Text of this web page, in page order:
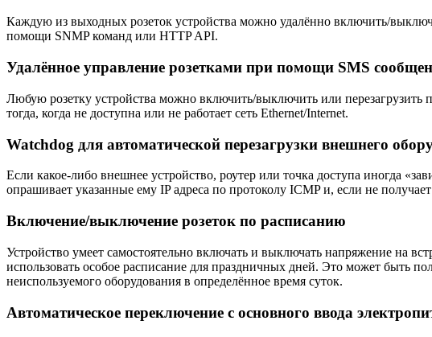
Каждую из выходных розеток устройства можно удалённо включить/
помощи SNMP команд или HTTP API.
Удалённое управление розетками при помощи SMS
Любую розетку устройства можно включить/выключить или
тогда, когда не доступна или не работает сеть Ethernet/Internet.
Watchdog для автоматической перезагрузки внешнего
Если какое-либо внешнее устройство, роутер или точка доступа иногда
опрашивает указанные ему IP адреса по протоколу ICMP и, если не
Включение/выключение розеток по расписанию
Устройство умеет самостоятельно включать и выключать напряжение на
использовать особое расписание для праздничных дней. Это может быть
неиспользуемого оборудования в определённое время суток.
Автоматическое переключение с основного ввода